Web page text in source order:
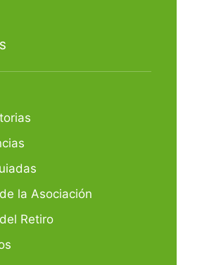
la Asociación
Retiro